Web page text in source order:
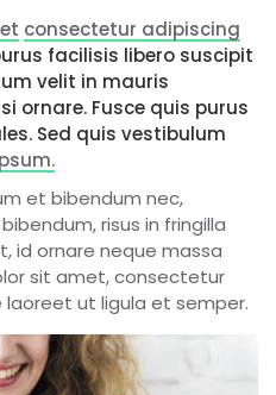
consectetur adipiscing
facilisis libero suscipit
velit in mauris
ornare. Fusce quis purus
Sed quis vestibulum
et bibendum nec,
risus in fringilla
id ornare neque massa
sit amet, consectetur
laoreet ut ligula et semper.